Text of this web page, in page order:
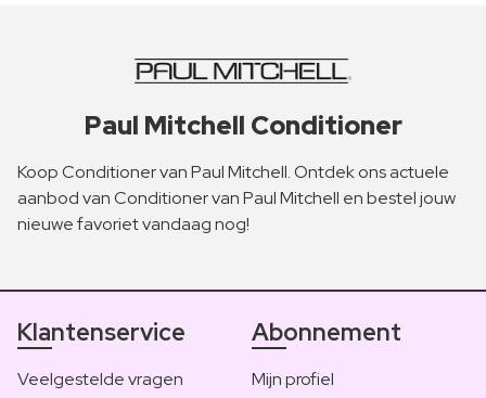
Paul Mitchell Conditioner
Koop Conditioner van Paul Mitchell. Ontdek ons actuele
aanbod van Conditioner van Paul Mitchell en bestel jouw
nieuwe favoriet vandaag nog!
Klantenservice
Veelgestelde vragen
Abonnement
Mijn profiel